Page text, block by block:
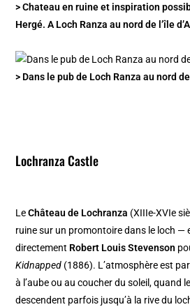
> Chateau en ruine et inspiration
Hergé. A Loch Ranza au nord de l’île
> Dans le pub de Loch Ranza au nord
Lochranza Castle
LeChâteau de Lochranza (XIIIe-XVIe
ruine sur un promontoire dans le loch —
directement Robert Louis Stevenson
Kidnapped (1886). L’atmosphère est
à l’aube ou au coucher du soleil, quand
descendent parfois jusqu’à la rive du